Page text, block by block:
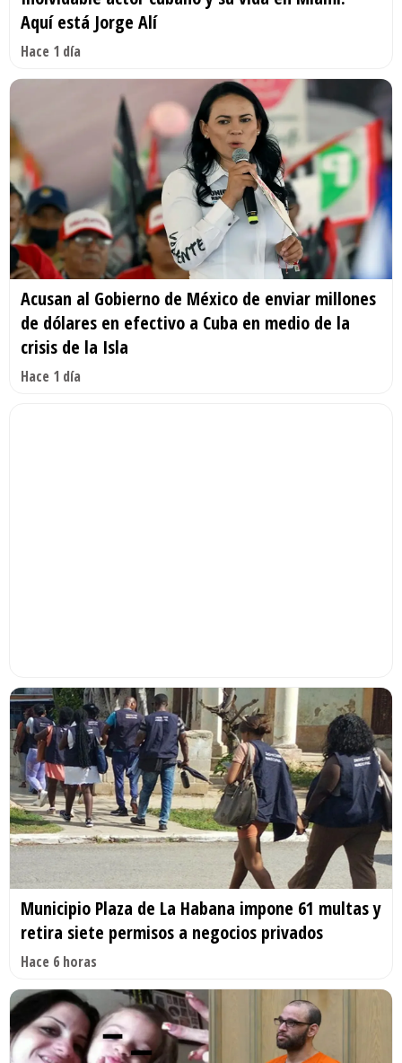
Aquí está Jorge Alí
Hace 1 día
Acusan al Gobierno de México de enviar millones
de dólares en efectivo a Cuba en medio de la
crisis de la Isla
Hace 1 día
Municipio Plaza de La Habana impone 61 multas y
retira siete permisos a negocios privados
Hace 6 horas